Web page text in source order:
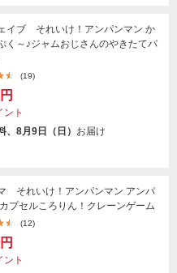
イブ それいけ！アンパンマン か
く～♪ジャムおじさんのやきたてパ
(19)
ント
、8月9日（日） お届け
それいけ！アンパンマン アンパ
プセルころりん！クレーンゲーム
(12)
ント